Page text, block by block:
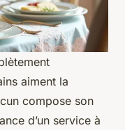
aiment la
compose son
d’un service à